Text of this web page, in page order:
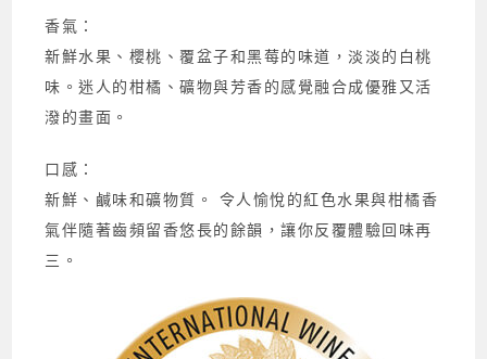
香氣：
新鮮水果、櫻桃、覆盆子和黑莓的味道，淡淡的白桃
味。迷人的柑橘、礦物與芳香的感覺融合成優雅又活
潑的畫面。
口感：
新鮮、鹹味和礦物質。 令人愉悅的紅色水果與柑橘香
氣伴隨著齒頻留香悠長的餘韻，讓你反覆體驗回味再
三。